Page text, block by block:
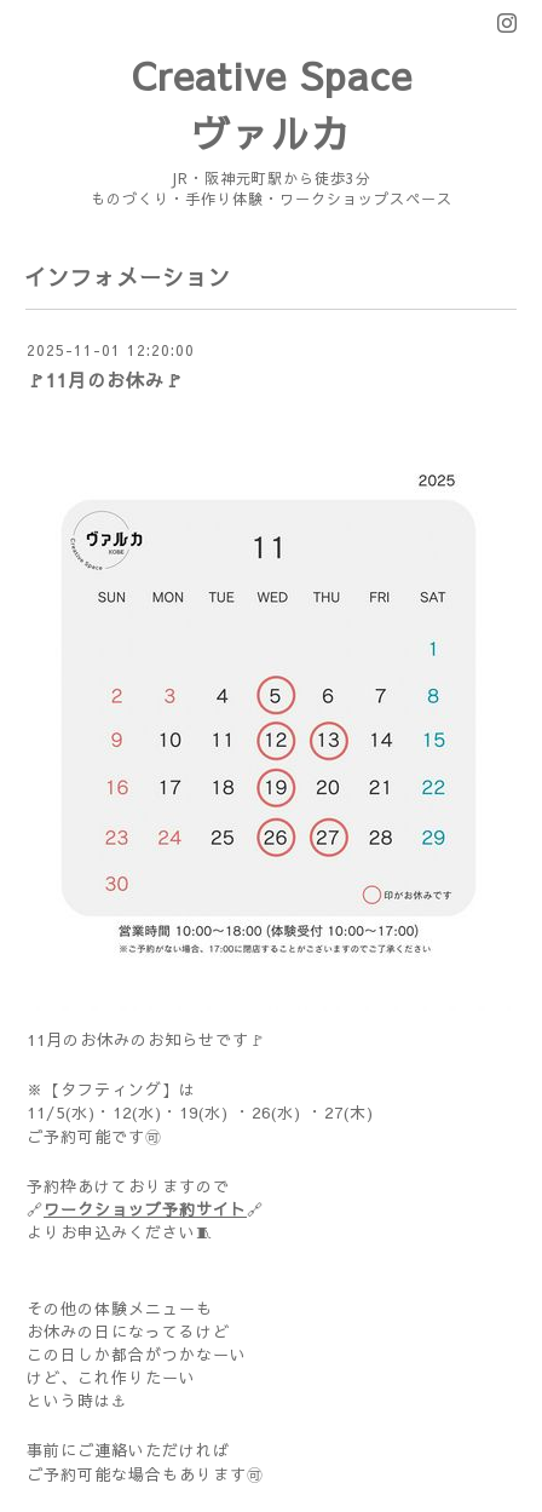
Creative Space
ヴァルカ
JR・阪神元町駅から徒歩3分
ものづくり・手作り体験・ワークショップスペース
インフォメーション
2025-11-01 12:20:00
🚩11月のお休み🚩
11月のお休みのお知らせです🚩
※【タフティング】は
11/5(水)・12(水)・19(水) ・26(水) ・27(木)
ご予約可能です🉑
予約枠あけておりますので
🔗ワークショップ予約サイト🔗
よりお申込みください🧵
その他の体験メニューも
お休みの日になってるけど
この日しか都合がつかなーい
けど、これ作りたーい
という時は⚓️
事前にご連絡いただければ
ご予約可能な場合もあります🉑